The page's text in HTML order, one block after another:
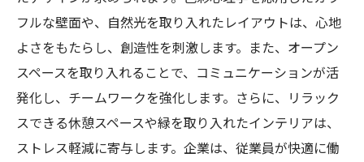
新しい働き方
フルな壁面や、自然光を取り入れたレイアウトは、心地
よさをもたらし、創造性を刺激します。また、オープン
スペースを取り入れることで、コミュニケーションが活
発化し、チームワークを強化します。さらに、リラック
スできる休憩スペースや緑を取り入れたインテリアは、
ストレス軽減に寄与します。企業は、従業員が快適に働